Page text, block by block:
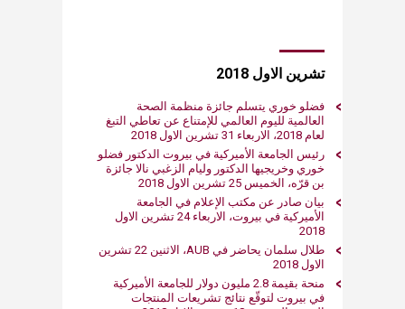
تشرين الاو​ل 2018
فضلو خوري يتسلم جائزة منظمة الصحة
العالمية لليوم العالمي للإمتناع عن تعاطي التبغ
لعام 2018، الاربعاء 31 تشرين الاول 2018​
رئيس الجامعة الأميركية في بيروت الدكتور فضلو
خوري وخريجيها الدكتور وليام الزغبي نالا جائزة
بن قرّه، الخميس 25 تشرين الاول 2018​
بيان صادر عن مكتب الإعلام في الجامعة
الأميركية في بيروت، الاربعاء 24 تشرين الاول
2018​
طلال سلمان يحاضر في AUB، الاثنين​ 22 تشرين
الاول 2018​
منحة بقيمة 2.8 مليون دولار للجامعة الأميركية
في بيروت لتوقّع نتائج تشريعات المنتجات